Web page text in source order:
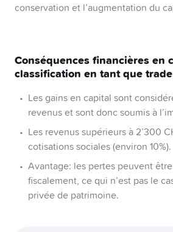
conservation et l’augmentation du
Conséquences financières en
classification en tant que
Les gains en capital sont
revenus et sont donc soumis à
Les revenus supérieurs à 2’300
cotisations sociales (environ 10%).
Avantage: les pertes peuvent
fiscalement, ce qui n’est pas le
privée de patrimoine.